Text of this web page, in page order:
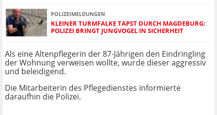
POLIZEIMELDUNGEN
KLEINER TURMFALKE TAPST DURCH MAGDEBURG:
POLIZEI BRINGT JUNGVOGEL IN SICHERHEIT
Als eine Altenpflegerin der 87-Jährigen den Eindringling
der Wohnung verweisen wollte, wurde dieser aggressiv
und beleidigend.
Die Mitarbeiterin des Pflegedienstes informierte
daraufhin die Polizei.